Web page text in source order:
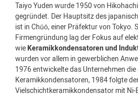
Taiyo Yuden wurde 1950 von
gegründet. Der Hauptsitz des
ist in Chūō, einer Präfektur von Tokyo.
Firmengründung lag der Fokus auf
wieKeramikkondensatoren und
wurden vor allem in gewerblichen
1976 entwickelte das Unternehmen
Keramikkondensatoren, 1984 folgte
Vielschichtkeramikkondensator mit Ni-